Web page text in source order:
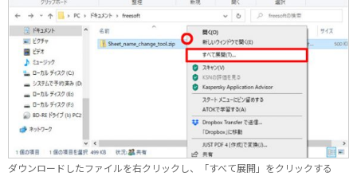
ダウンロードしたファイルを右クリックし、「すべて展開」をクリックする